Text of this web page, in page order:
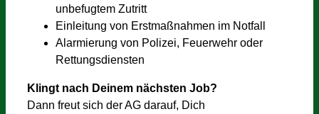
unbefugtem Zutritt
Einleitung von Erstmaßnahmen im Notfall
Alarmierung von Polizei, Feuerwehr oder
Rettungsdiensten
Klingt nach Deinem nächsten Job?
Dann freut sich der AG darauf, Dich